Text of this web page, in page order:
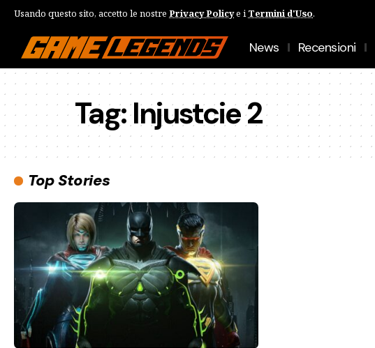
Usando questo sito, accetto le nostre Privacy Policye i Termini d'Uso.
News Recensioni
Tag:Injustcie 2
Top Stories